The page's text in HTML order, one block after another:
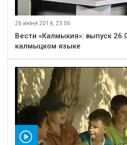
26 июня 2014, 23:06
Вести «Калмыкия»: выпуск
калмыцком языке